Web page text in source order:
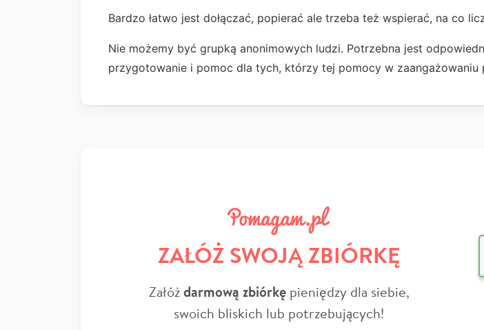
Bardzo łatwo jest dołączać, popierać ale trzeba też wspierać, na co
Nie możemy być grupką anonimowych ludzi. Potrzebna jest
przygotowanie i pomoc dla tych, którzy tej pomocy w zaangażowaniu
ZAŁÓŻ SWOJĄ ZBIÓRKĘ
Załóżdarmową zbiórkępieniędzy dla siebie,
swoich bliskich lub potrzebujących!